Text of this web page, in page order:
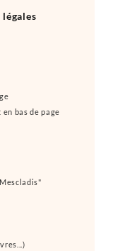
bas de page